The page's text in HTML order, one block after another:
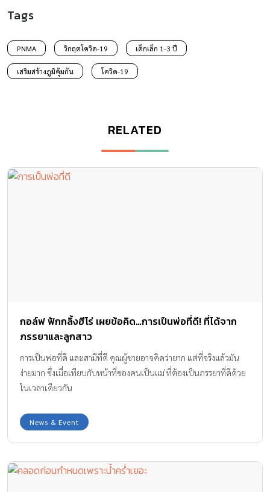
Tags
PNMA วิกฤตโควิด-19 เด็กเล็ก 1-3 ปี
เสริมสร้างภูมิคุ้มกัน โควิด-19
RELATED
กอล์ฟ ฟักกลิ้งฮีโร่ เผยข้อคิด…การเป็นพ่อที่ดี! ที่ได้จาก
ภรรยาและลูกสาว
การเป็นพ่อที่ดี และสามีที่ดี คุณผู้ชายอาจคิดว่ายาก แต่ที่จริงแล้วมัน
ง่ายมาก ซึ่งเมื่อเทียบกับหน้าที่ของคนเป็นแม่ ที่ต้องเป็นภรรยาที่ดีด้วย
ในเวลาเดียวกัน
News & Event